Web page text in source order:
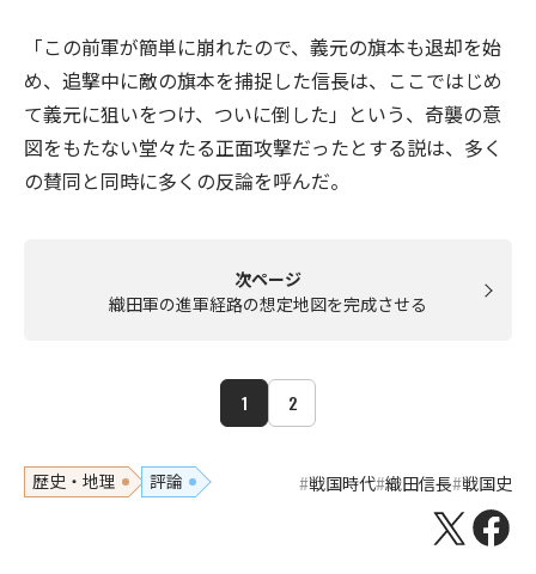
「この前軍が簡単に崩れたので、義元の旗本も退却を始
め、追撃中に敵の旗本を捕捉した信長は、ここではじめ
て義元に狙いをつけ、ついに倒した」という、奇襲の意
図をもたない堂々たる正面攻撃だったとする説は、多く
の賛同と同時に多くの反論を呼んだ。
次ページ
織田軍の進軍経路の想定地図を完成させる
1 2
歴史・地理 評論 戦国時代 織田信長 戦国史